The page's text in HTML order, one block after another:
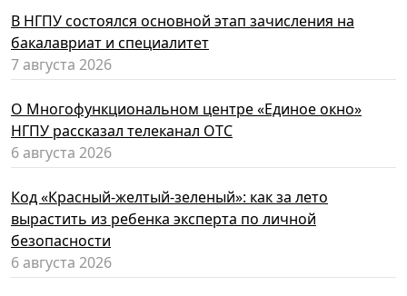
В НГПУ состоялся основной этап зачисления на
бакалавриат и специалитет
7 августа 2026
О Многофункциональном центре «Единое окно»
НГПУ рассказал телеканал ОТС
6 августа 2026
Код «Красный-желтый-зеленый»: как за лето
вырастить из ребенка эксперта по личной
безопасности
6 августа 2026